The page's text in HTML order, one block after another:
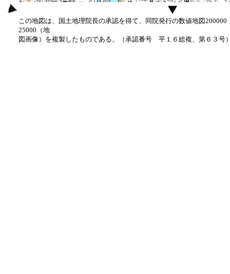
この地図は、国土地理院長の承認を得て、同院発行の数値地図
25000（地
図画像）を複製したものである。（承認番号 平１６総複、第６３号